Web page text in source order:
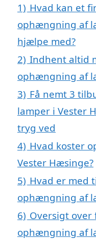
1) Hvad kan et
ophængning af
hjælpe med?
2) Indhent altid
ophængning af
3) Få nemt 3
lamper i Vester
tryg ved
4) Hvad koster
Vester Hæsinge?
5) Hvad er med
ophængning af
6) Oversigt over
ophængning af